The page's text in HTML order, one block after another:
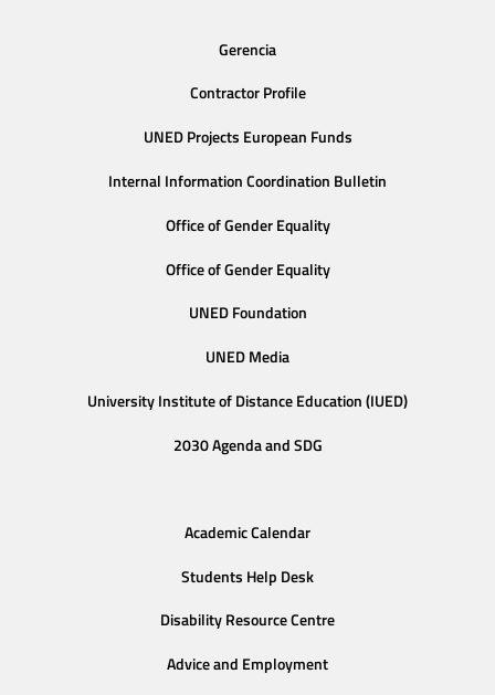
Gerencia
Contractor Profile
UNED Projects European Funds
Internal Information Coordination Bulletin
Office of Gender Equality
Office of Gender Equality
UNED Foundation
UNED Media
University Institute of Distance Education (IUED)
2030 Agenda and SDG
Academic Calendar
Students Help Desk
Disability Resource Centre
Advice and Employment